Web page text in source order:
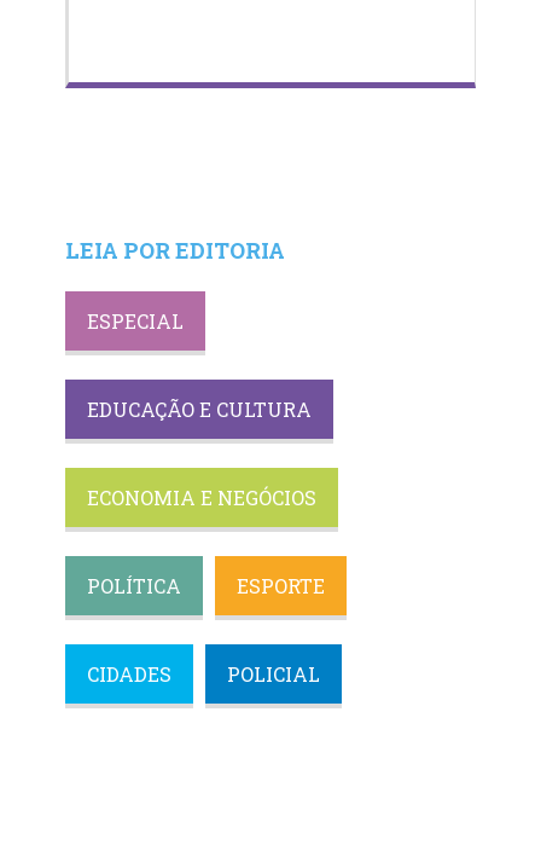
LEIA POR EDITORIA
CIDADES POLICIAL
POLÍTICA ESPORTE
ECONOMIA E NEGÓCIOS
EDUCAÇÃO E CULTURA
ESPECIAL